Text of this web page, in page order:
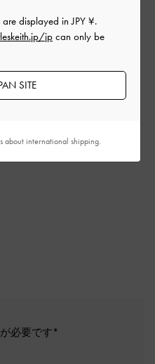
必要です*
are displayed inJPY ¥.
jpcan only be
SITE
about international shipping.